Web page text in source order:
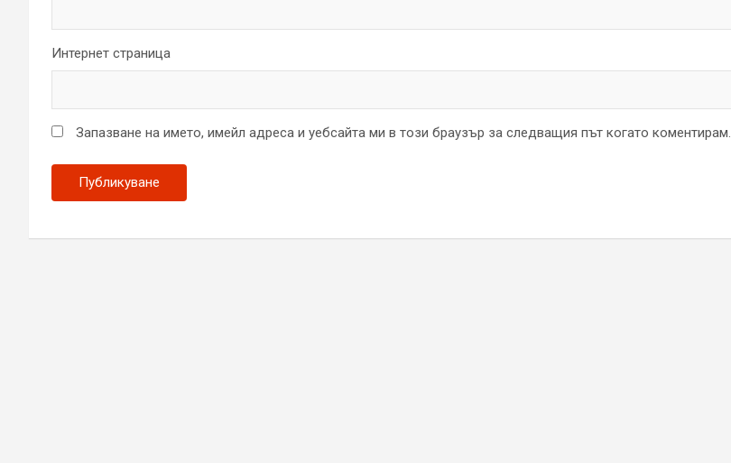
Интернет страница
Запазване на името, имейл адреса и уебсайта ми в този браузър за следващия път когато коментирам.